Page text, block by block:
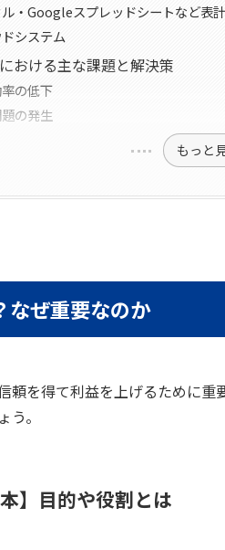
・Googleスプレッドシートなど表
システム
おける主な課題と解決策
の低下
の発生
もっと
なぜ重要なのか
頼を得て利益を上げるために
。
】目的や役割とは